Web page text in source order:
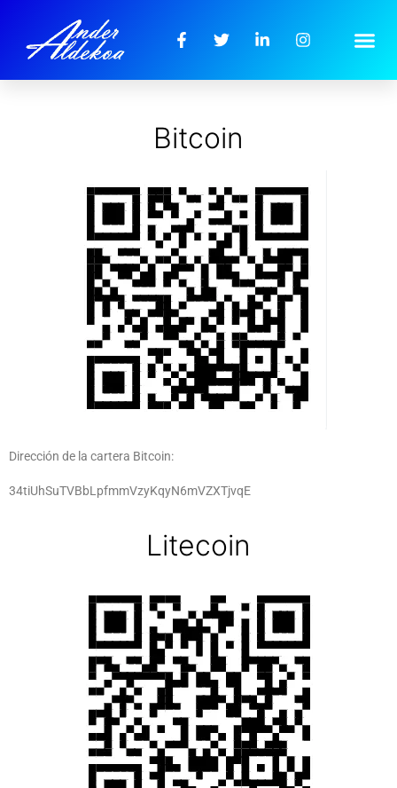
Bitcoin
Dirección de la cartera Bitcoin:
34tiUhSuTVBbLpfmmVzyKqyN6mVZXTjvqE
Litecoin